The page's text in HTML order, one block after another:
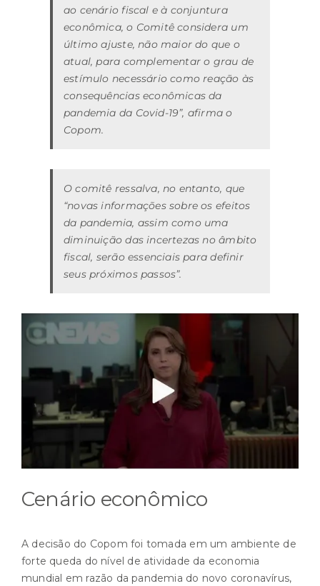
ao cenário fiscal e à conjuntura
econômica, o Comitê considera um
último ajuste, não maior do que o
atual, para complementar o grau de
estímulo necessário como reação às
consequências econômicas da
pandemia da Covid-19”, afirma o
Copom.
O comitê ressalva, no entanto, que
“novas informações sobre os efeitos
da pandemia, assim como uma
diminuição das incertezas no âmbito
fiscal, serão essenciais para definir
seus próximos passos”.
Cenário econômico
A decisão do Copom foi tomada em um ambiente de
forte queda do nível de atividade da economia
mundial em razão da pandemia do novo coronavírus,